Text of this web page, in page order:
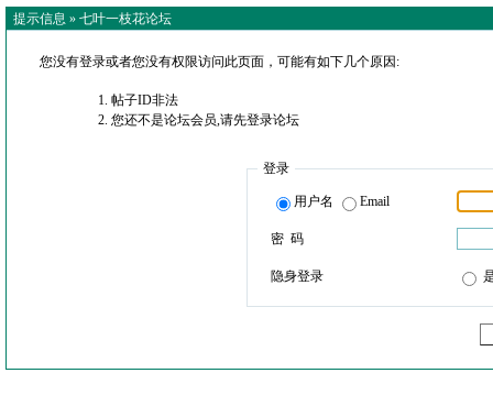
提示信息 » 七叶一枝花论坛
您没有登录或者您没有权限访问此页面，可能有如下几个原因:
帖子ID非法
您还不是论坛会员,请先登录论坛
登录
用户名 Email
密 码
隐身登录